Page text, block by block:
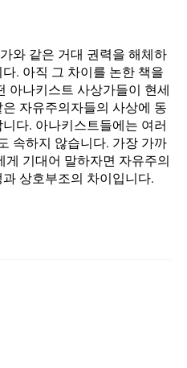
와 같은 거대 권력을 해체하
. 아직 그 차이를 논한 책을
아나키스트 사상가들이 현세
자유주의자들의 사상에 동
다. 아나키스트들에는 여러
속하지 않습니다. 가장 가까
기대어 말하자면 자유주의
상호부조의 차이입니다.